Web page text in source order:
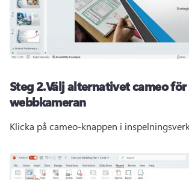
Steg 2.Välj alternativet cameo
webbkameran
Klicka på cameo-knappen i